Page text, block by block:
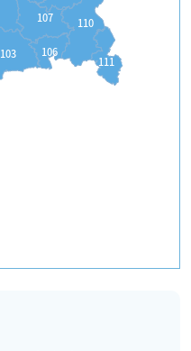
103 106
107 110
111